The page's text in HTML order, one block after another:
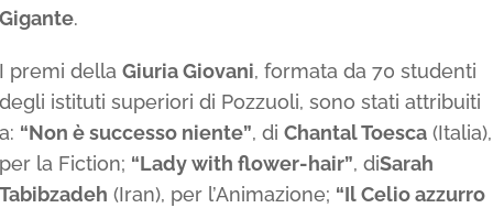
Gigante.
I premi della Giuria Giovani, formata da 70 studenti
degli istituti superiori di Pozzuoli, sono stati attribuiti
a: “Non è successo niente”, di Chantal Toesca (Italia),
per la Fiction; “Lady with flower-hair”, diSarah
Tabibzadeh (Iran), per l’Animazione; “Il Celio azzurro